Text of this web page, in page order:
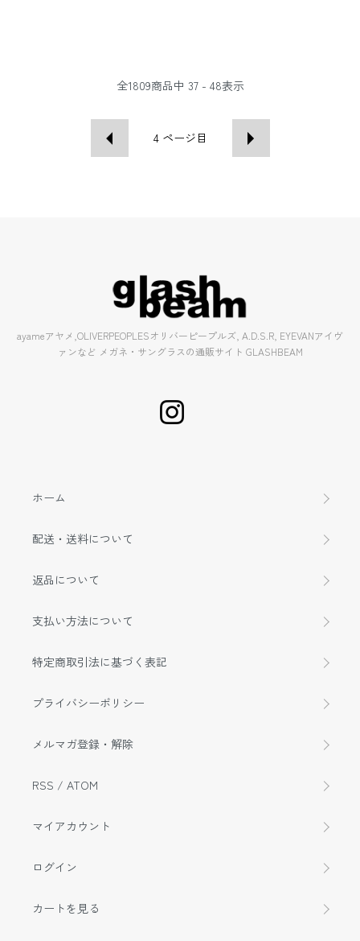
全1809商品中 37 - 48表示
4 ページ目
ayameアヤメ,OLIVERPEOPLESオリバーピープルズ, A.D.S.R, EYEVANアイヴ
ァンなど メガネ・サングラスの通販サイト GLASHBEAM
ホーム
配送・送料について
返品について
支払い方法について
特定商取引法に基づく表記
プライバシーポリシー
メルマガ登録・解除
RSS / ATOM
マイアカウント
ログイン
カートを見る